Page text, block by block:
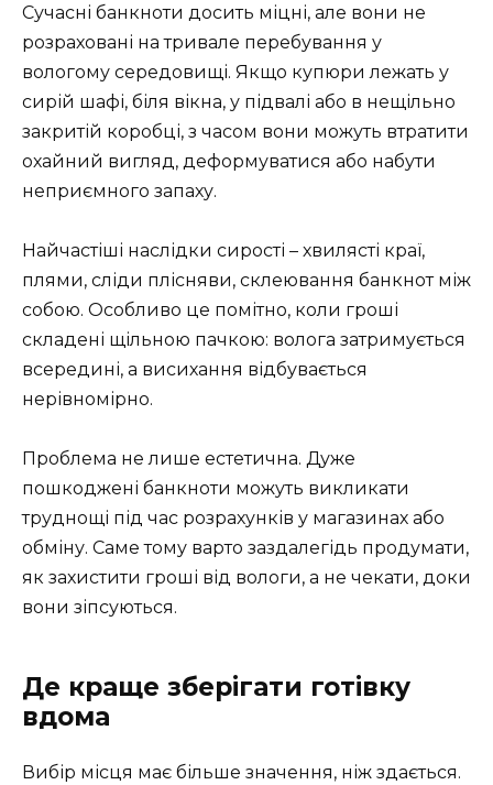
Сучасні банкноти досить міцні, але вони не
розраховані на тривале перебування у
вологому середовищі. Якщо купюри лежать у
сирій шафі, біля вікна, у підвалі або в нещільно
закритій коробці, з часом вони можуть втратити
охайний вигляд, деформуватися або набути
неприємного запаху.
Найчастіші наслідки сирості – хвилясті краї,
плями, сліди плісняви, склеювання банкнот між
собою. Особливо це помітно, коли гроші
складені щільною пачкою: волога затримується
всередині, а висихання відбувається
нерівномірно.
Проблема не лише естетична. Дуже
пошкоджені банкноти можуть викликати
труднощі під час розрахунків у магазинах або
обміну. Саме тому варто заздалегідь продумати,
як захистити гроші від вологи, а не чекати, доки
вони зіпсуються.
Де краще зберігати готівку
вдома
Вибір місця має більше значення, ніж здається.